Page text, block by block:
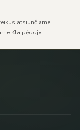
atsiunčiame
Klaipėdoje.